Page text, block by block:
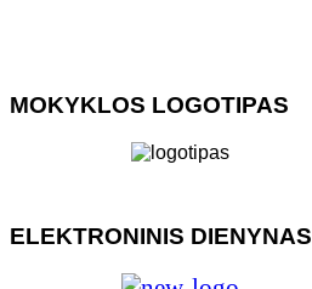
MOKYKLOS LOGOTIPAS
ELEKTRONINIS DIENYNAS